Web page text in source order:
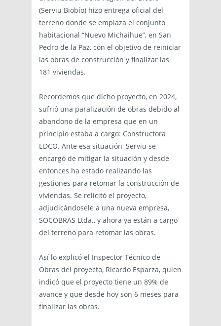
(Serviu Biobío) hizo entrega oficial del
terreno donde se emplaza el conjunto
habitacional “Nuevo Michaihue”, en San
Pedro de la Paz, con el objetivo de reiniciar
las obras de construcción y finalizar las
181 viviendas.
Recordemos que dicho proyecto, en 2024,
sufrió una paralización de obras debido al
abandono de la empresa que en un
principio estaba a cargo: Constructora
EDCO. Ante esa situación, Serviu se
encargó de mitigar la situación y desde
entonces ha estado realizando las
gestiones para retomar la construcción de
viviendas. Se relicitó el proyecto,
adjudicándosele a una nueva empresa,
SOCOBRAS Ltda., y ahora ya están a cargo
del terreno para retomar las obras.
Así lo explicó el Inspector Técnico de
Obras del proyecto, Ricardo Esparza, quien
indicó que el proyecto tiene un 89% de
avance y que desde hoy son 6 meses para
finalizar las obras.